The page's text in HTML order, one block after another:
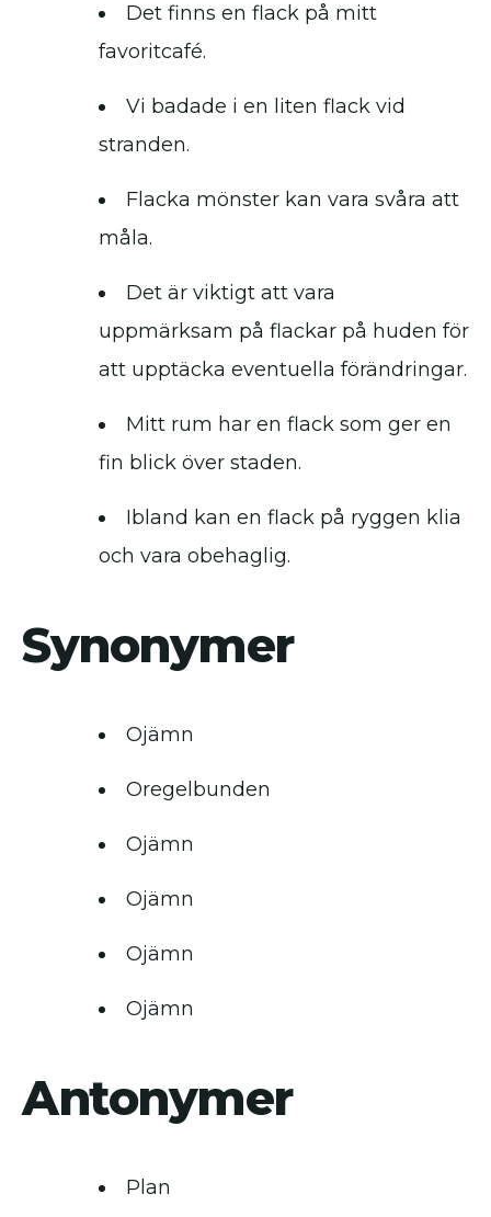
Det finns en flack på mitt
favoritcafé.
Vi badade i en liten flack vid
stranden.
Flacka mönster kan vara svåra att
måla.
Det är viktigt att vara
uppmärksam på flackar på huden för
att upptäcka eventuella förändringar.
Mitt rum har en flack som ger en
fin blick över staden.
Ibland kan en flack på ryggen klia
och vara obehaglig.
Synonymer
Ojämn
Oregelbunden
Ojämn
Ojämn
Ojämn
Ojämn
Antonymer
Plan